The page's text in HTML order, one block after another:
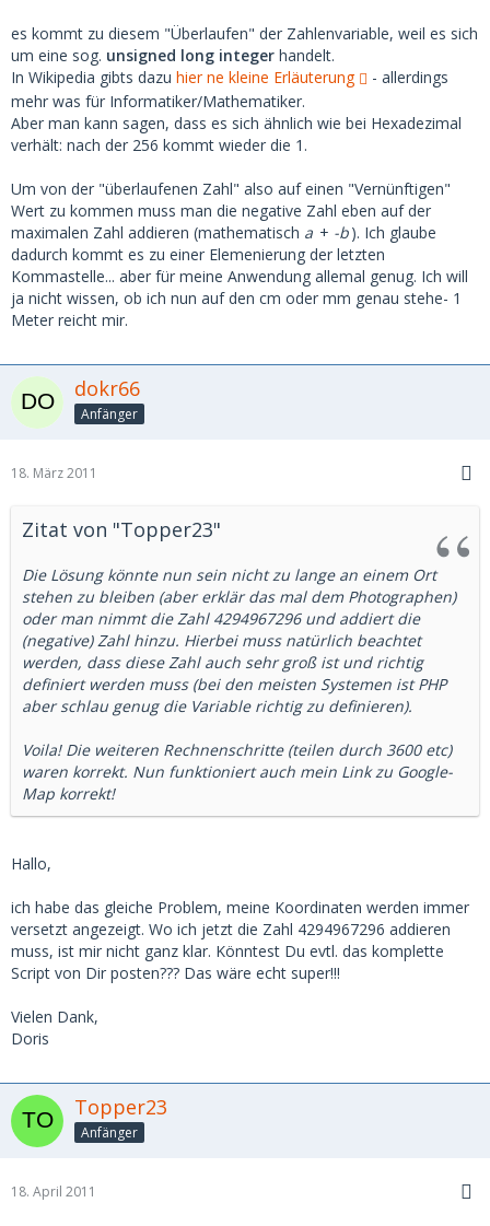
es kommt zu diesem "Überlaufen" der Zahlenvariable, weil es sich
um eine sog. unsigned long integer handelt.
In Wikipedia gibts dazu hier ne kleine Erläuterung
- allerdings
mehr was für Informatiker/Mathematiker.
Aber man kann sagen, dass es sich ähnlich wie bei Hexadezimal
verhält: nach der 256 kommt wieder die 1.
Um von der "überlaufenen Zahl" also auf einen "Vernünftigen"
Wert zu kommen muss man die negative Zahl eben auf der
maximalen Zahl addieren (mathematisch a + -b). Ich glaube
dadurch kommt es zu einer Elemenierung der letzten
Kommastelle... aber für meine Anwendung allemal genug. Ich will
ja nicht wissen, ob ich nun auf den cm oder mm genau stehe- 1
Meter reicht mir.
dokr66
Anfänger
18. März 2011
Zitat von "Topper23"
Die Lösung könnte nun sein nicht zu lange an einem Ort
stehen zu bleiben (aber erklär das mal dem Photographen)
oder man nimmt die Zahl 4294967296 und addiert die
(negative) Zahl hinzu. Hierbei muss natürlich beachtet
werden, dass diese Zahl auch sehr groß ist und richtig
definiert werden muss (bei den meisten Systemen ist PHP
aber schlau genug die Variable richtig zu definieren).
Voila! Die weiteren Rechnenschritte (teilen durch 3600 etc)
waren korrekt. Nun funktioniert auch mein Link zu Google-
Map korrekt!
Hallo,
ich habe das gleiche Problem, meine Koordinaten werden immer
versetzt angezeigt. Wo ich jetzt die Zahl 4294967296 addieren
muss, ist mir nicht ganz klar. Könntest Du evtl. das komplette
Script von Dir posten??? Das wäre echt super!!!
Vielen Dank,
Doris
Topper23
Anfänger
18. April 2011